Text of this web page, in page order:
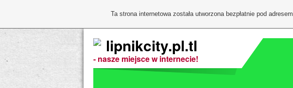
lipnikcity.pl.tl
- nasze miejsce w internecie!
Ta strona internetowa została utworzona bezpłatnie pod adresem